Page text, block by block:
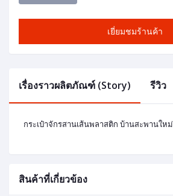
เยี่ยมชมร้านค้า
เรื่องราวผลิตภัณฑ์ (Story) รีวิว
กระเป๋าจักรสานเส้นพลาสติก บ้านสะพานใหม่
สินค้าที่เกี่ยวข้อง